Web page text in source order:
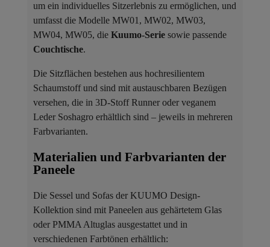
um ein individuelles Sitzerlebnis zu ermöglichen, und
umfasst die Modelle MW01, MW02, MW03,
MW04, MW05, die Kuumo-Serie sowie passende
Couchtische.
Die Sitzflächen bestehen aus hochresilientem
Schaumstoff und sind mit austauschbaren Bezügen
versehen, die in 3D-Stoff Runner oder veganem
Leder Soshagro erhältlich sind – jeweils in mehreren
Farbvarianten.
Materialien und Farbvarianten der
Paneele ​
Die Sessel und Sofas der KUUMO Design-
Kollektion sind mit Paneelen aus gehärtetem Glas
oder PMMA Altuglas ausgestattet und in
verschiedenen Farbtönen erhältlich: